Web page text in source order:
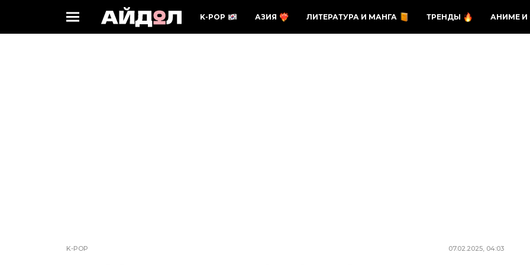
K-POP АЗИЯ ЛИТЕРАТУРА И МАНГА ТРЕНДЫ АНИМЕ И
K-POP 07.02.2025, 04:03